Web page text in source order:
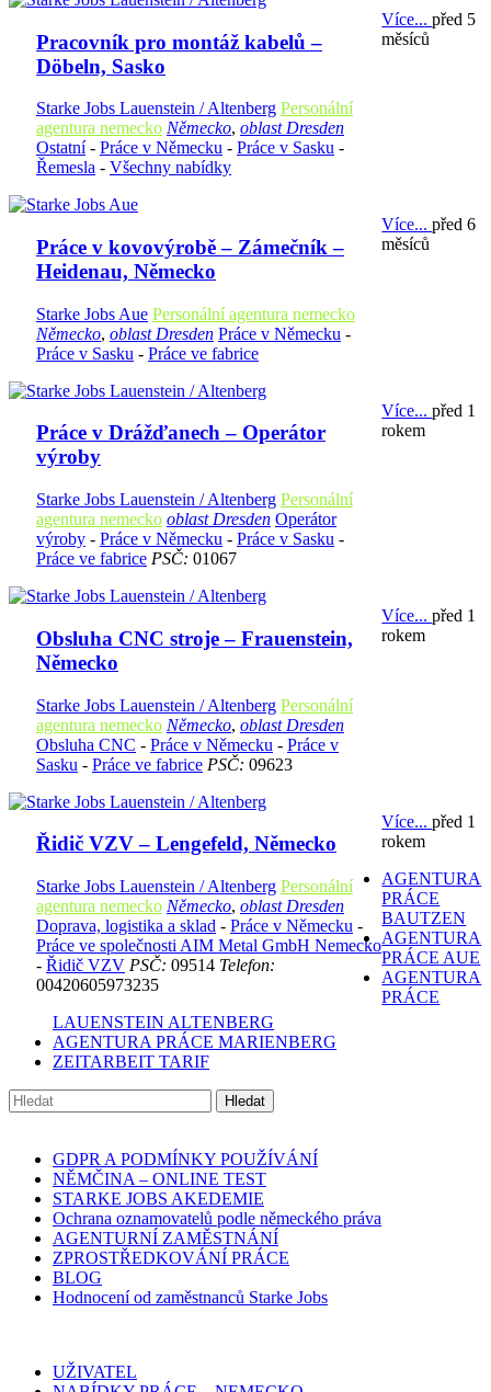
Pracovník pro montáž kabelů –
Döbeln, Sasko
Starke Jobs Lauenstein / Altenberg Personální
agentura nemecko Německo, oblast Dresden
Ostatní- Práce v Německu - Práce v Sasku -
Řemesla - Všechny nabídky
Více...před 5
měsíců
Práce v kovovýrobě – Zámečník –
Heidenau, Německo
Starke Jobs Aue Personální agentura nemecko
Německo, oblast Dresden Práce v Německu -
Práce v Sasku - Práce ve fabrice
Více...před 6
měsíců
Práce v Drážďanech – Operátor
výroby
Starke Jobs Lauenstein / Altenberg Personální
agentura nemecko oblast Dresden Operátor
výroby - Práce v Německu - Práce v Sasku -
Práce ve fabrice PSČ: 01067
Více...před 1
rokem
Obsluha CNC stroje – Frauenstein,
Německo
Starke Jobs Lauenstein / Altenberg Personální
agentura nemecko Německo, oblast Dresden
Obsluha CNC - Práce v Německu - Práce v
Sasku - Práce ve fabrice PSČ: 09623
Více...před 1
rokem
Řidič VZV – Lengefeld, Německo
Starke Jobs Lauenstein / Altenberg Personální
agentura nemecko Německo, oblast Dresden
Doprava, logistika a sklad - Práce v Německu -
Práce ve společnosti AIM Metal GmbH Nemecko
- Řidič VZV PSČ: 09514 Telefon:
00420605973235
Více...před 1
rokem
AGENTURA
PRÁCE
BAUTZEN
AGENTURA
PRÁCE AUE
AGENTURA
PRÁCE
LAUENSTEIN ALTENBERG
AGENTURA PRÁCE MARIENBERG
ZEITARBEIT TARIF
GDPR A PODMÍNKY POUŽÍVÁNÍ
NĚMČINA – ONLINE TEST
STARKE JOBS AKEDEMIE
Ochrana oznamovatelů podle německého práva
BLOG
Hodnocení od zaměstnanců Starke Jobs